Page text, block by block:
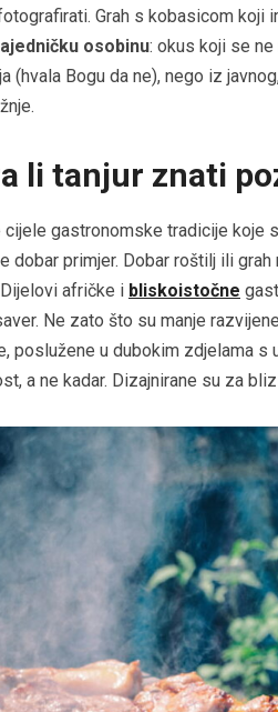
Grah s kobasicom koji
osobinu: okus koji se
(hvala Bogu da ne), nego iz
li tanjur znati
gastronomske tradicije koje
dobar primjer. Dobar roštilj ili
afričke i bliskoistočne
Ne zato što su manje
poslužene u dubokim zdjelama s
a ne kadar. Dizajnirane su za